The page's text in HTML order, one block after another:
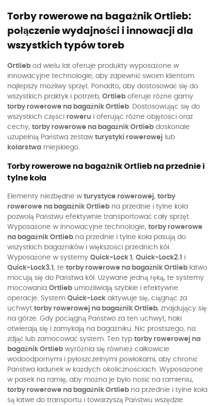
Torby rowerowe na bagażnik Ortlieb:
połączenie wydajności i innowacji dla
wszystkich typów toreb
Ortlieb od wielu lat oferuje produkty wyposażone w
innowacyjne technologie, aby zapewnić swoim klientom
najlepszy możliwy sprzęt. Ponadto, aby dostosować się do
wszystkich praktyk i potrzeb, Ortlieb oferuje różne gamy
torby rowerowe na bagażnik Ortlieb. Dostosowując się do
wszystkich części roweru i oferując różne objętości oraz
cechy, torby rowerowe na bagażnik Ortlieb doskonale
uzupełnią Państwa zestaw turystyki rowerowej lub
kolarstwa miejskiego.
Torby rowerowe na bagażnik Ortlieb na przednie i
tylne koła
Elementy niezbędne w turystyce rowerowej, torby
rowerowe na bagażnik Ortlieb na przednie i tylne koła
pozwolą Państwu efektywnie transportować cały sprzęt.
Wyposażone w innowacyjne technologie, torby rowerowe
na bagażnik Ortlieb na przednie i tylne koła pasują do
wszystkich bagażników i większości przednich kół.
Wyposażone w systemy Quick-Lock 1 , Quick-Lock2.1 i
Quick-Lock3.1 , te torby rowerowe na bagażnik Ortlieb łatwo
mocują się do Państwa kół. Używane jedną ręką, te systemy
mocowania Ortlieb umożliwiają szybkie i efektywne
operacje. System Quick-Lock aktywuje się, ciągnąc za
uchwyt torby rowerowej na bagażnik Ortlieb, znajdujący się
na górze. Gdy pociągną Państwo za ten uchwyt, haki
otwierają się i zamykają na bagażniku. Nic prostszego, niż
zdjąć lub zamocować system. Ten typ torby rowerowej na
bagażnik Ortlieb wyróżnia się również całkowicie
wodoodpornymi i pyłoszczelnymi powłokami, aby chronić
Państwa ładunek w każdych okolicznościach. Wyposażone
w pasek na ramię, aby można je było nosić na ramieniu,
torby rowerowe na bagażnik Ortlieb na przednie i tylne koła
są łatwe do transportu i towarzyszą Państwu wszędzie.